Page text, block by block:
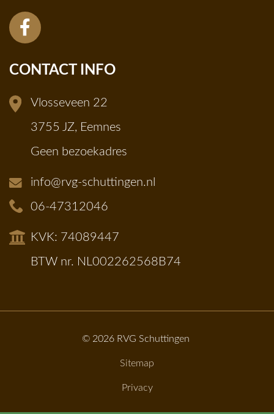
CONTACT INFO
Vlosseveen 22
3755 JZ, Eemnes
Geen bezoekadres
info@rvg-schuttingen.nl
06-47312046
KVK: 74089447
BTW nr. NL002262568B74
© 2026 RVG Schuttingen
Sitemap
Privacy